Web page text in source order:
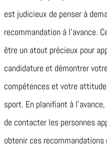
est judicieux de penser à
recommandation à l’avance.
être un atout précieux pour
candidature et démontrer
compétences et votre
sport. En planifiant à
de contacter les personnes
obtenir ces